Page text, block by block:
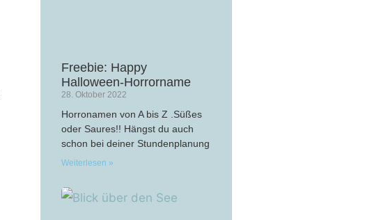
Freebie: Happy
Halloween-Horrorname
28. Oktober 2022
Horronamen von A bis Z .Süßes
oder Saures!! Hängst du auch
schon bei deiner Stundenplanung
Weiterlesen »